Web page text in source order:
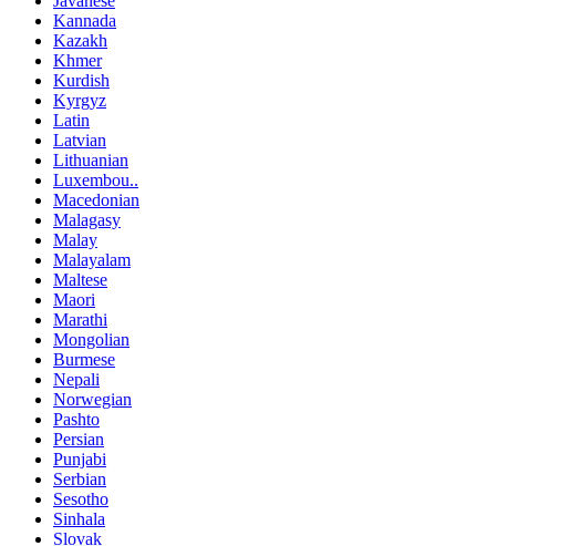
Kannada
Kazakh
Khmer
Kurdish
Kyrgyz
Latin
Latvian
Lithuanian
Luxembou..
Macedonian
Malagasy
Malay
Malayalam
Maltese
Maori
Marathi
Mongolian
Burmese
Nepali
Norwegian
Pashto
Persian
Punjabi
Serbian
Sesotho
Sinhala
Slovak